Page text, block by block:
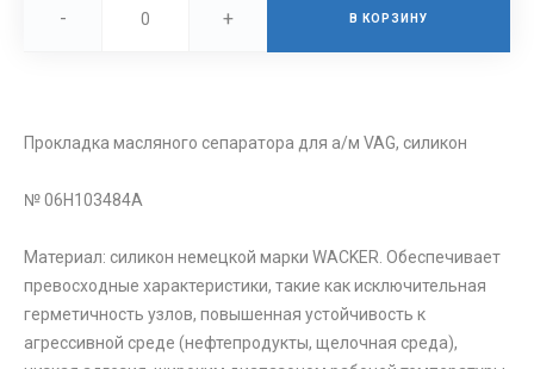
- + В КОРЗИНУ
Прокладка масляного сепаратора для а/м VAG, силикон
№ 06Н103484А
Материал: силикон немецкой марки WACKER. Обеспечивает
превосходные характеристики, такие как исключительная
герметичность узлов, повышенная устойчивость к
агрессивной среде (нефтепродукты, щелочная среда),